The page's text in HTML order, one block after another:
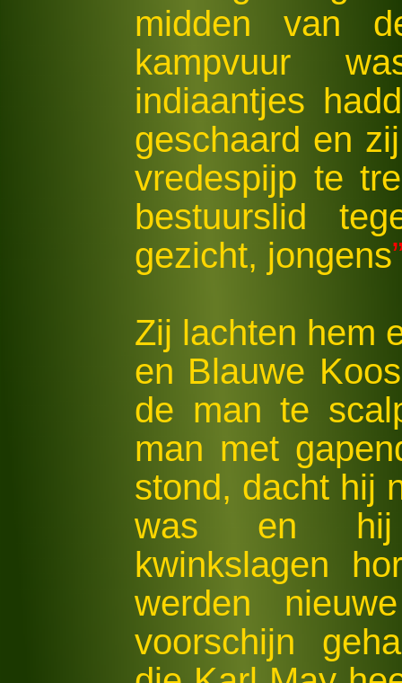
midden van
kampvuur
indiaantjes
geschaard en
vredespijp te
bestuurslid
gezicht, jongens
Zij lachten hem
en Blauwe
de man te
man met
stond, dacht hij
was en hij
kwinkslagen
werden
voorschijn